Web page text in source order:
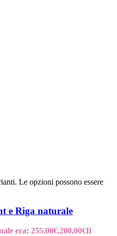
Le opzioni possono essere
e Riga naturale
era: 255,00€.200,00€Il